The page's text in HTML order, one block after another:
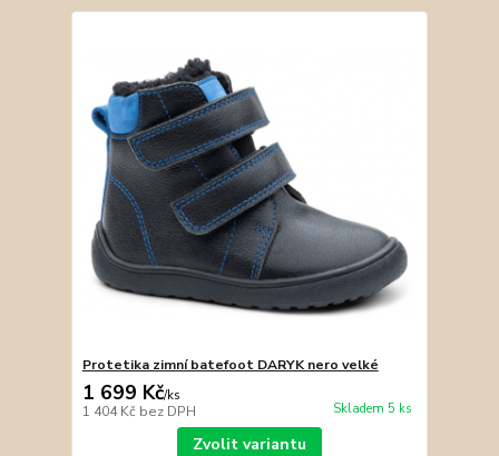
Protetika zimní batefoot DARYK nero velké
1 699 Kč/ks
1 404 Kč bez DPH Skladem 5 ks
Zvolit variantu